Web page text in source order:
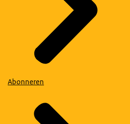
Abonneren